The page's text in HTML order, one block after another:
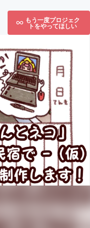
もう一度プロジェク
トをやってほしい